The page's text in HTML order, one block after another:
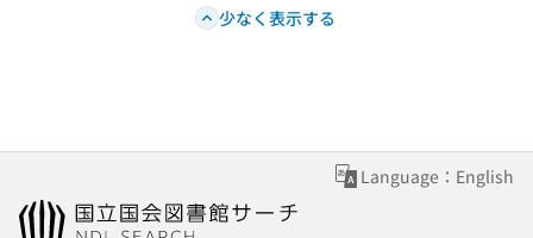
少なく表示する
Language：English